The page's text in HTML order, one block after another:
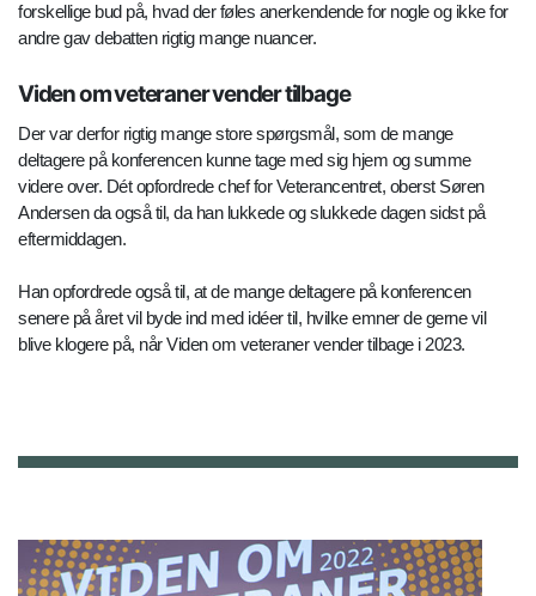
forskellige bud på, hvad der føles anerkendende for nogle og ikke for
andre gav debatten rigtig mange nuancer.
Viden om veteraner vender tilbage
Der var derfor rigtig mange store spørgsmål, som de mange
deltagere på konferencen kunne tage med sig hjem og summe
videre over. Dét opfordrede chef for Veterancentret, oberst Søren
Andersen da også til, da han lukkede og slukkede dagen sidst på
eftermiddagen.
Han opfordrede også til, at de mange deltagere på konferencen
senere på året vil byde ind med idéer til, hvilke emner de gerne vil
blive klogere på, når Viden om veteraner vender tilbage i 2023.